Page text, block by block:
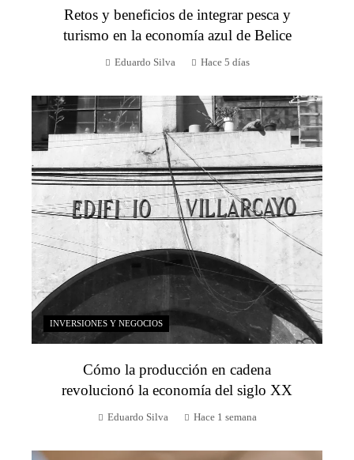
Retos y beneficios de integrar pesca y
turismo en la economía azul de Belice
Eduardo Silva Hace 5 días
INVERSIONES Y NEGOCIOS
Cómo la producción en cadena
revolucionó la economía del siglo XX
Eduardo Silva Hace 1 semana